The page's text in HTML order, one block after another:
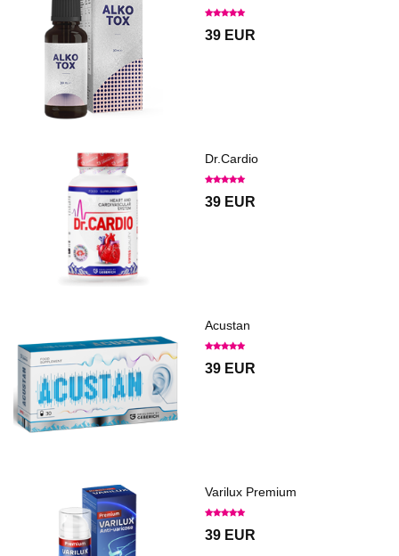
39 EUR
Dr.Cardio
39 EUR
Acustan
39 EUR
Varilux Premium
39 EUR